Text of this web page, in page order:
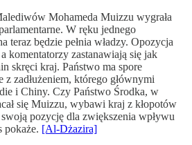
Mohameda Muizzu wygrała
W ręku jednego
teraz będzie pełnia władzy. Opozycja
komentatorzy zastanawiają się jak
skręci kraj. Państwo ma spore
zadłużeniem, którego głównymi
i Chiny. Czy Państwo Środka, w
się Muizzu, wybawi kraj z kłopotów
pozycję dla zwiększenia wpływu
pokaże. [Al-Dżazira]